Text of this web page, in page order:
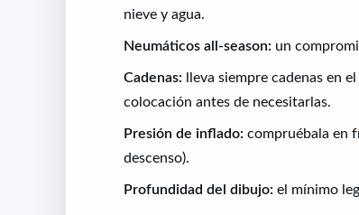
nieve y agua.
Neumáticos all-season: un
Cadenas: lleva siempre cadenas en
colocación antes de necesitarlas.
Presión de inflado: compruébala en
descenso).
Profundidad del dibujo: el mínimo